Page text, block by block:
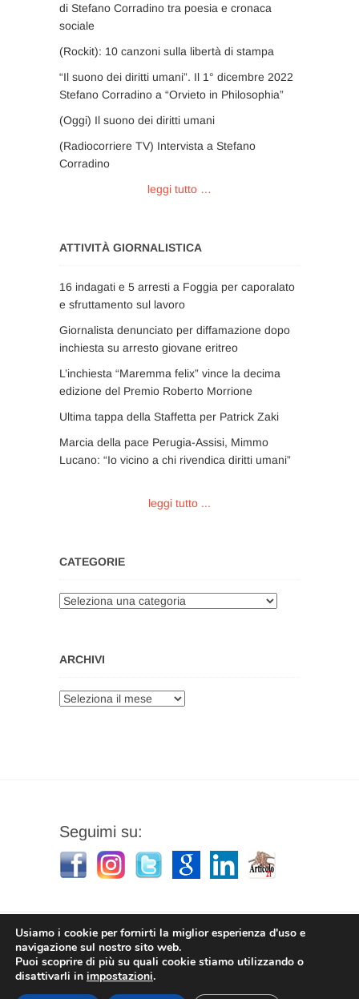
di Stefano Corradino tra poesia e cronaca
sociale
(Rockit): 10 canzoni sulla libertà di stampa
“Il suono dei diritti umani”. Il 1° dicembre 2022
Stefano Corradino a “Orvieto in Philosophia”
(Oggi) Il suono dei diritti umani
(Radiocorriere TV) Intervista a Stefano
Corradino
leggi tutto …
ATTIVITÀ GIORNALISTICA
16 indagati e 5 arresti a Foggia per caporalato
e sfruttamento sul lavoro
Giornalista denunciato per diffamazione dopo
inchiesta su arresto giovane eritreo
L’inchiesta “Maremma felix” vince la decima
edizione del Premio Roberto Morrione
Ultima tappa della Staffetta per Patrick Zaki
Marcia della pace Perugia-Assisi, Mimmo
Lucano: “Io vicino a chi rivendica diritti umani”
leggi tutto ...
CATEGORIE
Categorie
ARCHIVI
Archivi
Seguimi su:
Stefano Corradino |Privacy Policy | © 2026
Usiamo i cookie per fornirti la miglior esperienza d'uso e
navigazione sul nostro sito web.
Puoi scoprire di più su quali cookie stiamo utilizzando o
disattivarli in impostazioni.